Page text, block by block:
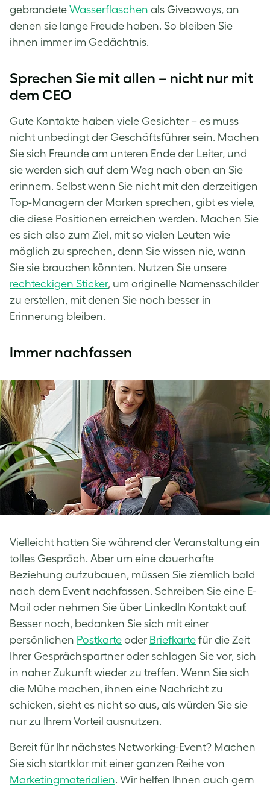
gebrandete Wasserflaschen als Giveaways, an
denen sie lange Freude haben. So bleiben Sie
ihnen immer im Gedächtnis.
Sprechen Sie mit allen – nicht nur mit
dem CEO
Gute Kontakte haben viele Gesichter – es muss
nicht unbedingt der Geschäftsführer sein. Machen
Sie sich Freunde am unteren Ende der Leiter, und
sie werden sich auf dem Weg nach oben an Sie
erinnern. Selbst wenn Sie nicht mit den derzeitigen
Top-Managern der Marken sprechen, gibt es viele,
die diese Positionen erreichen werden. Machen Sie
es sich also zum Ziel, mit so vielen Leuten wie
möglich zu sprechen, denn Sie wissen nie, wann
Sie sie brauchen könnten. Nutzen Sie unsere
rechteckigen Sticker, um originelle Namensschilder
zu erstellen, mit denen Sie noch besser in
Erinnerung bleiben.
Immer nachfassen
Vielleicht hatten Sie während der Veranstaltung ein
tolles Gespräch. Aber um eine dauerhafte
Beziehung aufzubauen, müssen Sie ziemlich bald
nach dem Event nachfassen. Schreiben Sie eine E-
Mail oder nehmen Sie über LinkedIn Kontakt auf.
Besser noch, bedanken Sie sich mit einer
persönlichen Postkarte oder Briefkarte für die Zeit
Ihrer Gesprächspartner oder schlagen Sie vor, sich
in naher Zukunft wieder zu treffen. Wenn Sie sich
die Mühe machen, ihnen eine Nachricht zu
schicken, sieht es nicht so aus, als würden Sie sie
nur zu Ihrem Vorteil ausnutzen.
Bereit für Ihr nächstes Networking-Event? Machen
Sie sich startklar mit einer ganzen Reihe von
Marketingmaterialien. Wir helfen Ihnen auch gern